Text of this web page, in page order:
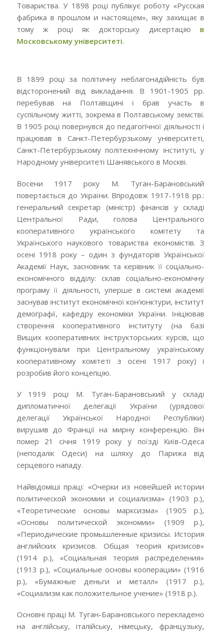
Товариства. У 1898 році публікує роботу «Русская
фабрика в прошлом и настоящем», яку захищає в
тому ж році як докторську дисертацію в
Московському університеті.
В 1899 році за політичну неблагонадійність був
відсторонений від викладання. В 1901-1905 рр.
перебував на Полтавщині і брав участь в
суспільному житті, зокрема в Полтавському земстві.
В 1905 році повернувся до педагогічної діяльності і
працював в Санкт-Петербурзькому університеті,
Санкт-Петербурзькому політехнічному інституті, у
Народному університеті Шанявського в Москві.
Восени 1917 року М.
Туган-Барановський
повертається до України. Впродовж 1917-1918 рр.:
генеральний секретар (міністр) фінансів у складі
Центральної Ради, голова Центрального
кооперативного українського комітету та
Українського наукового товариства економістів. З
осені 1918 року – один з фундаторів Української
Академії Наук, засновник та керівник її соціально-
економічного відділу: склав соціально-економічну
програму її діяльності, уперше в системі академії
заснував інститут економічної кон’юнктури, інститут
демографії, кафедру економіки України. Ініціював
створення кооперативного інституту (на базі
Вищих кооперативних інструкторських курсів, що
функціонували при Центральному українському
кооперативному комітеті з осені 1917 року) і
розробив його концепцію.
У 1919 році М. Туган-Барановський у складі
дипломатичної делегації України (урядової
делегації Української Народної Республіки)
вирушив до Франції на мирну конференцію. Він
помер 21 січня 1919 року у поїзді Київ-Одеса
(неподалік Одеси) на шляху до Парижа від
серцевого нападу.
Найвідоміші праці: «Очерки из новейшей истории
политической экономии и социализма» (1903 р.),
«Теоретические основы марксизма» (1905 р.),
«Основы политической экономии» (1909 р.),
«Периодические промышленные кризисы. История
английских кризисов. Общая теория кризисов»
(1914 р.), «Социальная теория распределения»
(1913 р.), «Социальные основы кооперации» (1916
р.), «Бумажные деньги и металл» (1917 р.),
«Социализм как положительное учение» (1918 р.).
Основні праці М. Туган-Барановського перекладено
на англійську, італійську, німецьку, французьку,